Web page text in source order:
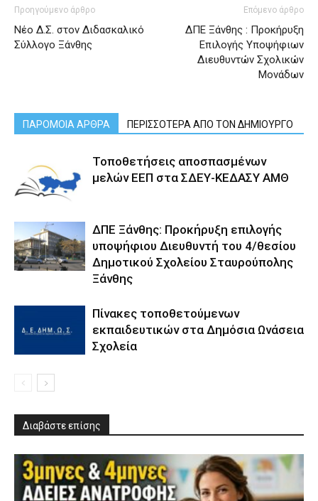
Προηγούμενο άρθρο
Νέο Δ.Σ. στον Διδασκαλικό
Σύλλογο Ξάνθης
Επόμενο άρθρο
ΔΠΕ Ξάνθης : Προκήρυξη
Επιλογής Υποψήφιων
Διευθυντών Σχολικών
Μονάδων
ΠΑΡΟΜΟΙΑ ΑΡΘΡΑ ΠΕΡΙΣΣΟΤΕΡΑ ΑΠΟ ΤΟΝ ΔΗΜΙΟΥΡΓΟ
Τοποθετήσεις αποσπασμένων
μελών ΕΕΠ στα ΣΔΕΥ-ΚΕΔΑΣΥ ΑΜΘ
ΔΠΕ Ξάνθης: Προκήρυξη επιλογής
υποψήφιου Διευθυντή του 4/θεσίου
Δημοτικού Σχολείου Σταυρούπολης
Ξάνθης
Πίνακες τοποθετούμενων
εκπαιδευτικών στα Δημόσια Ωνάσεια
Σχολεία
Διαβάστε επίσης